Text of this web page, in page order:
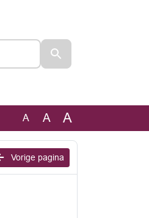
A A A
Vorige pagina